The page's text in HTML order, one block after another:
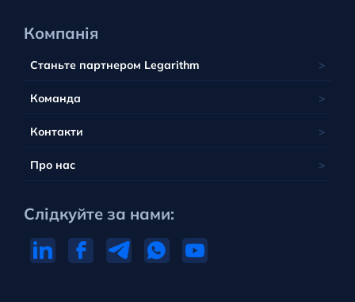
Компанія
Станьте партнером Legarithm
Команда
Контакти
Про нас
Слідкуйте за нами: